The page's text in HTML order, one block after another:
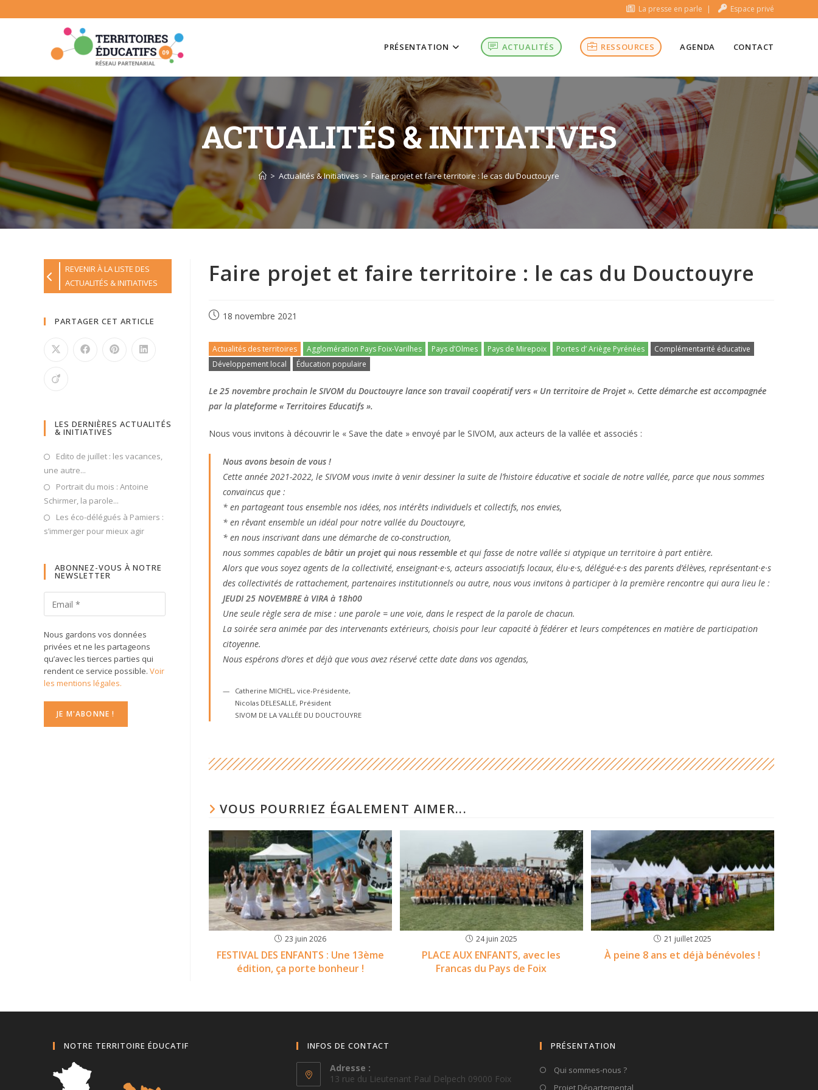
to
La presse en parle Espace privé
PRÉSENTATION ACTUALITÉS RESSOURCES AGENDA CONTACT
ACTUALITÉS & INITIATIVES
> Actualités & Initiatives > Faire projet et faire territoire : le cas du Douctouyre
Faire projet et faire territoire : le cas du Douctouyre
18 novembre 2021
Actualités des territoires Agglomération Pays Foix-Varilhes Pays d’Olmes Pays de Mirepoix Portes d’ Ariège Pyrénées
Complémentarité éducative
Développement local
Éducation populaire
Le 25 novembre prochain le SIVOM du Douctouyre lance son travail coopératif vers « Un territoire de Projet ». Cette démarche est accompagnée
par la plateforme « Territoires Educatifs ».
Nous vous invitons à découvrir le « Save the date » envoyé par le SIVOM, aux acteurs de la vallée et associés :
Nous avons besoin de vous !
Cette année 2021-2022, le SIVOM vous invite à venir dessiner la suite de l’histoire éducative et sociale de notre vallée, parce que nous sommes
convaincus que :
* en partageant tous ensemble nos idées, nos intérêts individuels et collectifs, nos envies,
* en rêvant ensemble un idéal pour notre vallée du Douctouyre,
* en nous inscrivant dans une démarche de co-construction,
nous sommes capables de bâtir un projet qui nous ressemble et qui fasse de notre vallée si atypique un territoire à part entière.
Alors que vous soyez agents de la collectivité, enseignant·e·s, acteurs associatifs locaux, élu·e·s, délégué·e·s des parents d’élèves, représentant·e·s
des collectivités de rattachement, partenaires institutionnels ou autre, nous vous invitons à participer à la première rencontre qui aura lieu le :
JEUDI 25 NOVEMBRE à VIRA à 18h00
Une seule règle sera de mise : une parole = une voie, dans le respect de la parole de chacun.
La soirée sera animée par des intervenants extérieurs, choisis pour leur capacité à fédérer et leurs compétences en matière de participation
citoyenne.
Nous espérons d’ores et déjà que vous avez réservé cette date dans vos agendas,
Catherine MICHEL, vice-Présidente,
Nicolas DELESALLE, Président
SIVOM DE LA VALLÉE DU DOUCTOUYRE
VOUS POURRIEZ ÉGALEMENT AIMER...
23 juin 2026
FESTIVAL DES ENFANTS : Une 13ème
édition, ça porte bonheur !
24 juin 2025
PLACE AUX ENFANTS, avec les
Francas du Pays de Foix
21 juillet 2025
À peine 8 ans et déjà bénévoles !
REVENIR À LA LISTE DES
ACTUALITÉS & INITIATIVES
PARTAGER CET ARTICLE
LES DERNIÈRES ACTUALITÉS
& INITIATIVES
Edito de juillet : les vacances,
une autre...
Portrait du mois : Antoine
Schirmer, la parole...
Les éco-délégués à Pamiers :
s’immerger pour mieux agir
ABONNEZ-VOUS À NOTRE
NEWSLETTER
Nous gardons vos données
privées et ne les partageons
qu’avec les tierces parties qui
rendent ce service possible. Voir
les mentions légales.
NOTRE TERRITOIRE ÉDUCATIF INFOS DE CONTACT
Adresse :
13 rue du Lieutenant Paul Delpech 09000 Foix
PRÉSENTATION
Qui sommes-nous ?
Projet Départemental